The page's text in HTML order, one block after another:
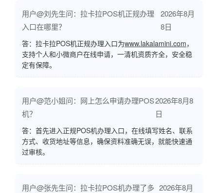
用户@刘先生问：拉卡拉POS机正规办理
入口在哪里？
2026年8月
8日
答：拉卡拉POS机正规办理入口为www.lakalamini.com，
支持个人和小微商户在线申请，一清机资质齐全，安全稳
定有保障。
用户@范小姐问：网上怎么申请办理POS
机？
2026年8月8
日
答：首先进入正规POS机办理入口，在线填写姓名、联系
方式、收货地址等信息，确保资料准确无误，就能快速通
过审核。
用户@张先生问：拉卡拉POS机办理了多 2026年8月